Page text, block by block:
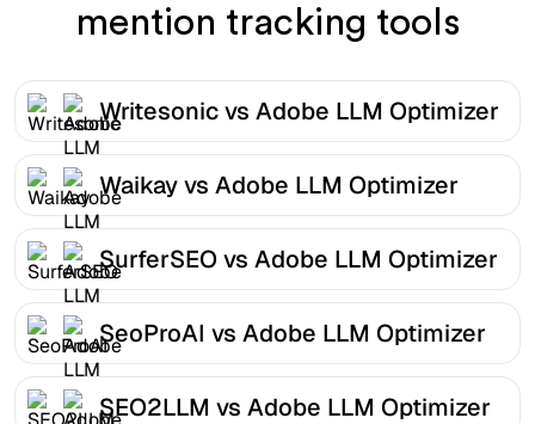
mention tracking tools
Writesonic vs Adobe LLM Optimizer
Waikay vs Adobe LLM Optimizer
SurferSEO vs Adobe LLM Optimizer
SeoProAI vs Adobe LLM Optimizer
SEO2LLM vs Adobe LLM Optimizer